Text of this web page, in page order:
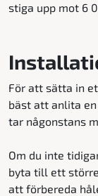
stiga upp mot 6
För att sätta in
bäst att anlita
tar någonstans
Om du inte
byta till ett
att förbereda